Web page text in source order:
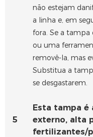
não estejam
a linha e, em
fora. Se a tampa
ou uma
removê-la, mas
Substitua a
se desgastarem.
5
Esta tampa é
externo, alta
fertilizantes/